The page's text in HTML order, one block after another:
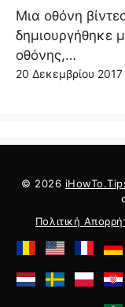
Μια οθόνη
δημιουργήθηκε
οθόνης,…
20 Δεκεμβρίου 2017
© 2026
Πολιτική